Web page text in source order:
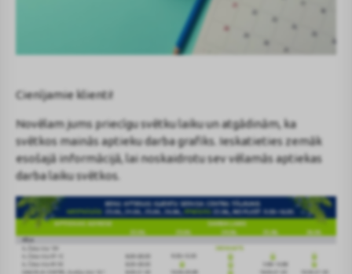
Cienījamie klienti!
Novēlam jums priecīgu svētku laiku un atgādinām, ka
svētkos mainās aptieku darba grafiks. Ieskatieties zemāk
esošajā informācijā, lai noskaidrotu sev vēlamās aptiekas
darba laiku svētkos.